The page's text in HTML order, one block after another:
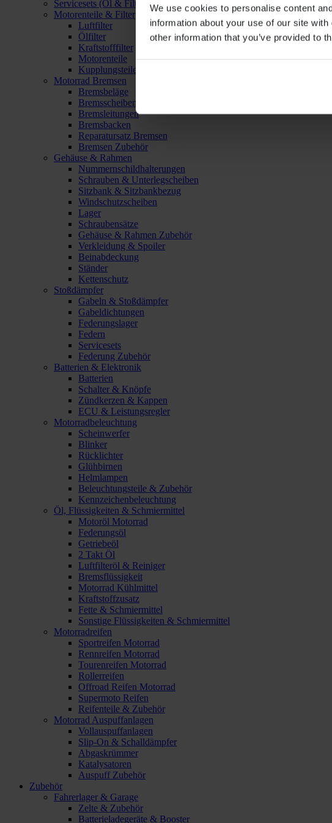
We use cookies to personalise content
information about your use of our site
other information that you’ve provided to
Servicesets (Öl & Filter)
Motorenteile & Filter
Luftfilter
Ölfilter
Kraftstofffilter
Motorenteile
Kupplungsteile
Motorrad Bremsen
Bremsbeläge
Bremsscheiben
Bremsleitungen
Bremsbacken
Reparatursatz Bremsen
Bremsen Zubehör
Gehäuse & Rahmen
Nummernschildhalterungen
Schrauben & Unterlegscheiben
Sitzbank & Sitzbankbezug
Windschutzscheiben
Lager
Schraubensätze
Gehäuse & Rahmen Zubehör
Verkleidung & Spoiler
Beinabdeckung
Ständer
Kettenschutz
Stoßdämpfer
Gabeln & Stoßdämpfer
Gabeldichtungen
Federungslager
Federn
Servicesets
Federung Zubehör
Batterien & Elektronik
Batterien
Schalter & Knöpfe
Zündkerzen & Kappen
ECU & Leistungsregler
Motorradbeleuchtung
Scheinwerfer
Blinker
Rücklichter
Glühbirnen
Helmlampen
Beleuchtungsteile & Zubehör
Kennzeichenbeleuchtung
Öl, Flüssigkeiten & Schmiermittel
Motoröl Motorrad
Federungsöl
Getriebeöl
2 Takt Öl
Luftfilteröl & Reiniger
Bremsflüssigkeit
Motorrad Kühlmittel
Kraftstoffzusatz
Fette & Schmiermittel
Sonstige Flüssigkeiten & Schmiermittel
Motorradreifen
Sportreifen Motorrad
Rennreifen Motorrad
Tourenreifen Motorrad
Rollerreifen
Offroad Reifen Motorrad
Supermoto Reifen
Reifenteile & Zubehör
Motorrad Auspuffanlagen
Vollauspuffanlagen
Slip-On & Schalldämpfer
Abgaskrümmer
Katalysatoren
Auspuff Zubehör
Zubehör
Fahrerlager & Garage
Zelte & Zubehör
Batterieladegeräte & Booster